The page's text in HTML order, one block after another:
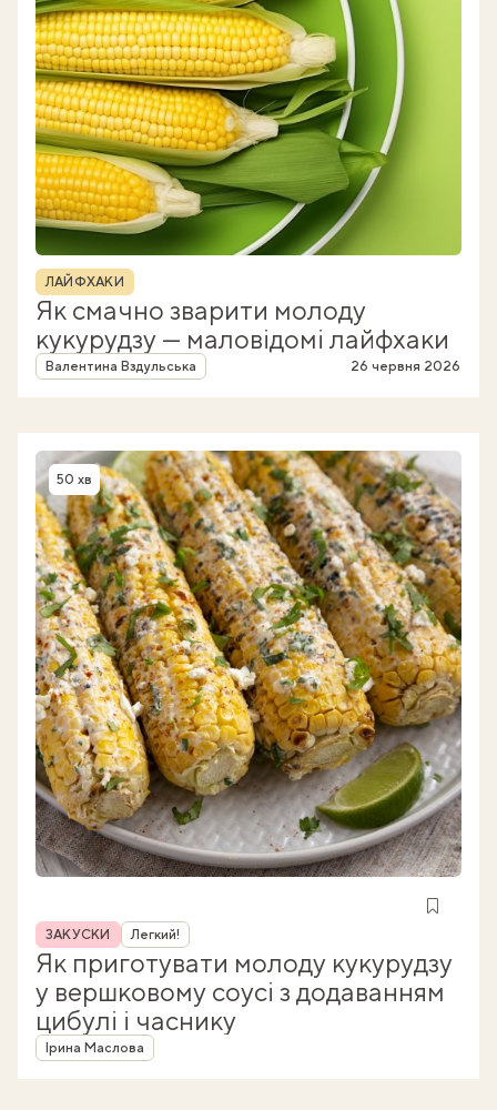
Рубрика
ЛАЙФХАКИ
Як смачно зварити молоду
кукурудзу — маловідомі лайфхаки
Автор
Валентина Вздульська 26 червня 2026
Час приготування
50 хв
Рубрика
ЗАКУСКИ Легкий!
Як приготувати молоду кукурудзу
у вершковому соусі з додаванням
цибулі і часнику
Автор
Ірина Маслова